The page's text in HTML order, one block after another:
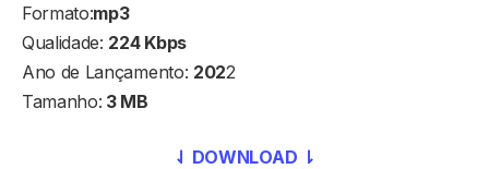
Formato:mp3
Qualidade: 224 Kbps
Ano de Lançamento: 2022
Tamanho: 3 MB
⇃ DOWNLOAD ⇂